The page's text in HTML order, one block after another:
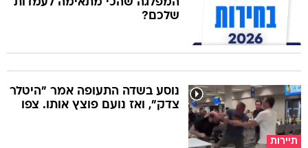
שלכם?
תיירות
נוסע בשדה התעופה אמר "היטלר
צדק", ואז נועם פוצץ אותו. צפו